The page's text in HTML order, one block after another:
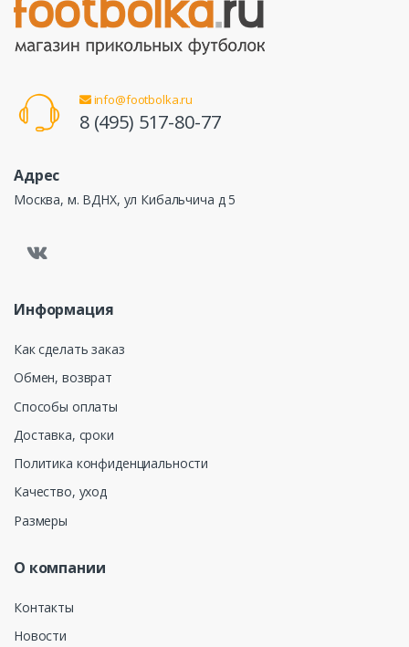
info@footbolka.ru
8 (495) 517-80-77
Адрес
Москва, м. ВДНХ, ул Кибальчича д 5
Информация
Как сделать заказ
Обмен, возврат
Способы оплаты
Доставка, сроки
Политика конфиденциальности
Качество, уход
Размеры
О компании
Контакты
Новости